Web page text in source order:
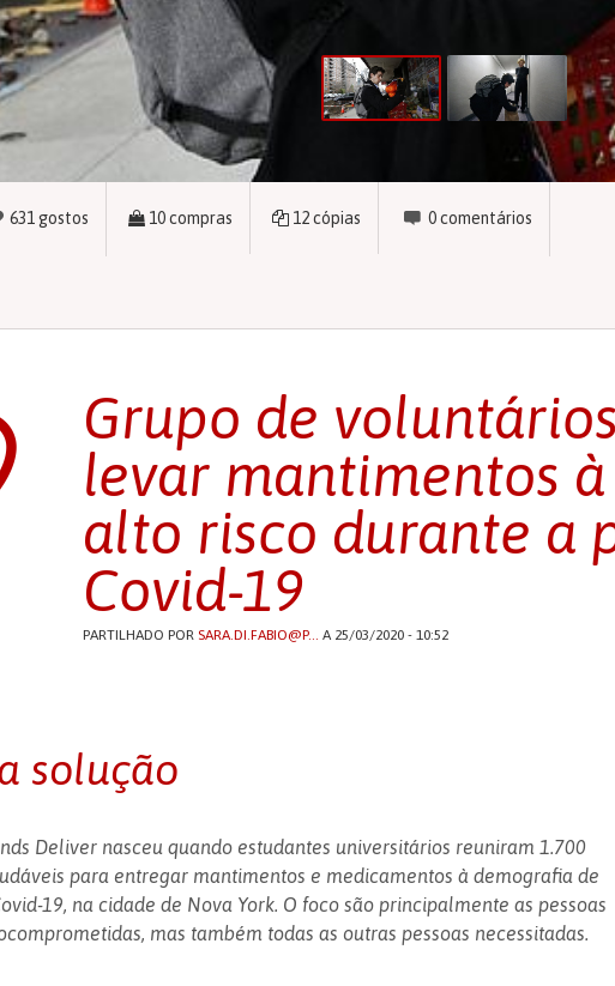
631 gostos 10compras 12cópias 0comentários
Grupo de
levar mantimentos
alto risco durante a
Covid-19
PARTILHADO POR SARA.DI.FABIO@P... A 25/03/2020 - 10:52
solução
Deliver nasceu quando estudantes universitários reuniram 1.700
para entregar mantimentos e medicamentos à demografia de
19, na cidade de Nova York. O foco são principalmente as pessoas
mas também todas as outras pessoas necessitadas.